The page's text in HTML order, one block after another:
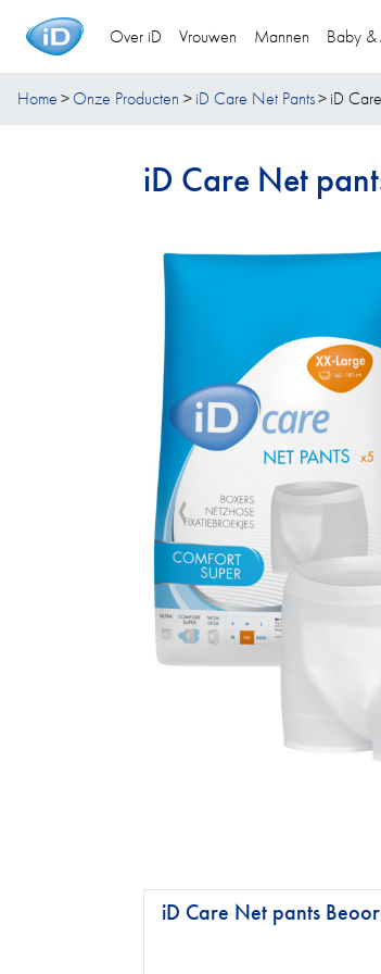
Over iD Vrouwen Mannen Baby &
Home Onze Producten iD Care Net Pants iD
iD Care Net
iD Care Net pants